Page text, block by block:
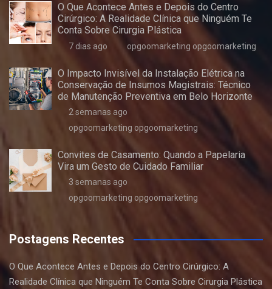
O Que Acontece Antes e Depois do Centro
Cirúrgico: A Realidade Clínica que Ninguém Te
Conta Sobre Cirurgia Plástica
7 dias ago opgoomarketing opgoomarketing
O Impacto Invisível da Instalação Elétrica na
Conservação de Insumos Magistrais: Técnico
de Manutenção Preventiva em Belo Horizonte
2 semanas ago
opgoomarketing opgoomarketing
Convites de Casamento: Quando a Papelaria
Vira um Gesto de Cuidado Familiar
3 semanas ago
opgoomarketing opgoomarketing
Postagens Recentes
O Que Acontece Antes e Depois do Centro Cirúrgico: A
Realidade Clínica que Ninguém Te Conta Sobre Cirurgia Plástica